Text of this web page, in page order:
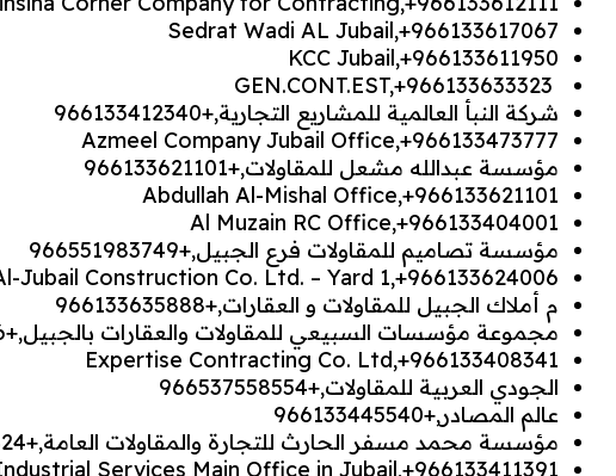
Sedrat Wadi AL Jubail,+966133617067
KCC Jubail,+966133611950
شركة النبأ العالمية للمشاريع التجارية,+966133412340
Azmeel Company Jubail Office,+966133473777
مؤسسة عبدالله مشعل للمقاولات,+966133621101
Abdullah Al-Mishal Office,+966133621101
Al Muzain RC Office,+966133404001
مؤسسة تصاميم للمقاولات فرع الجبيل,+966551983749
Jubail Construction Co. Ltd. – Yard 1,+966133624006
م أملاك الجبيل للمقاولات و العقارات,+966133635888
مجموعة مؤسسات السبيعي للمقاولات والعقارات بالجبيل,+966133612666
Expertise Contracting Co. Ltd,+966133408341
الجودي العربية للمقاولات,+966537558554
عالم المصادر,+966133445540
مؤسسة محمد مسفر الحارث للتجارة والمقاولات العامة,+966133636824
Services Main Office in Jubail,+966133411391